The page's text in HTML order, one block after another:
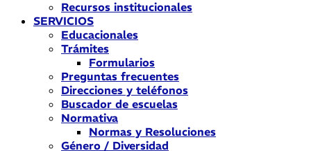
Recursos institucionales
SERVICIOS
Educacionales
Trámites
Formularios
Preguntas frecuentes
Direcciones y teléfonos
Buscador de escuelas
Normativa
Normas y Resoluciones
Género / Diversidad